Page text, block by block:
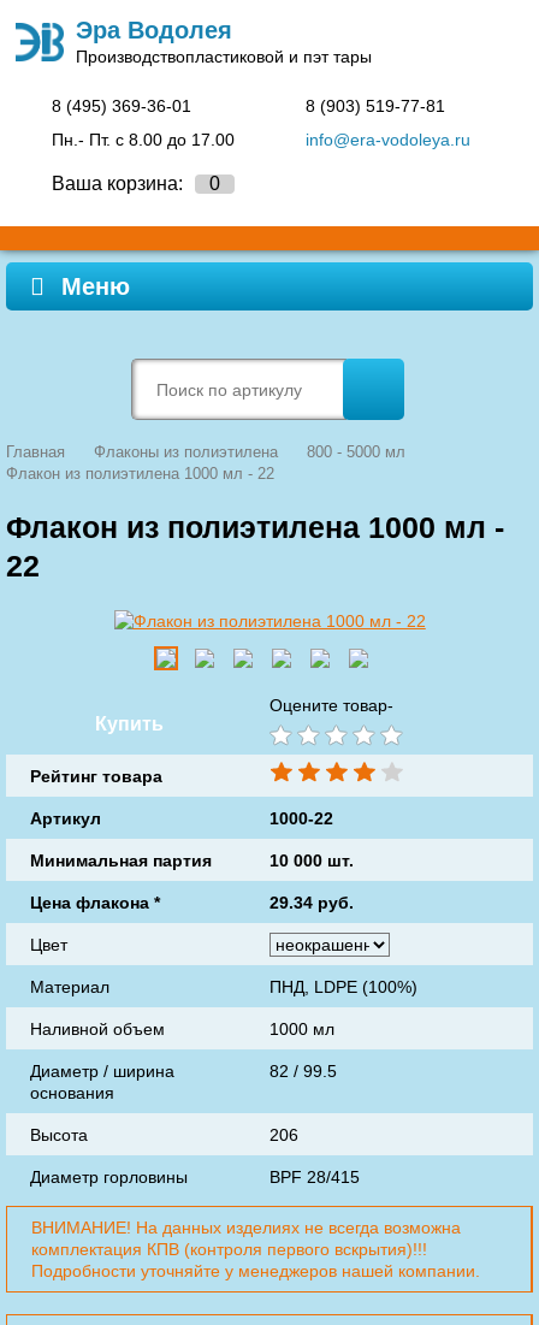
Эра Водолея
Производствопластиковой и пэт тары
8 (495) 369-36-01
Пн.- Пт. c 8.00 до 17.00
8 (903) 519-77-81
info@era-vodoleya.ru
Ваша корзина: 0
Меню
Главная Флаконы из полиэтилена
800 - 5000 мл
Флакон из полиэтилена 1000 мл - 22
Флакон из полиэтилена 1000 мл -
22
Купить
Оцените товар-
Рейтинг товара
Артикул 1000-22
Минимальная партия 10 000 шт.
Цена флакона * 29.34 руб.
Цвет
Материал ПНД, LDPE (100%)
Наливной объем 1000 мл
Диаметр / ширина
основания
82 / 99.5
Высота 206
Диаметр горловины BPF 28/415
ВНИМАНИЕ! На данных изделиях не всегда возможна
комплектация КПВ (контроля первого вскрытия)!!!
Подробности уточняйте у менеджеров нашей компании.